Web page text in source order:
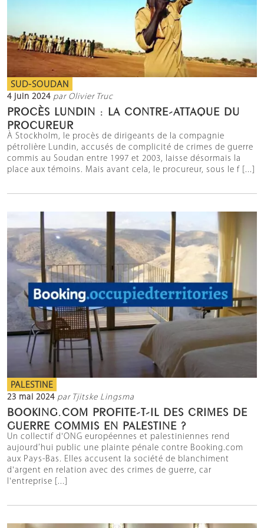
SUD-SOUDAN
4 juin 2024 par Olivier Truc
PROCÈS LUNDIN : LA CONTRE-ATTAQUE DU
PROCUREUR
À Stockholm, le procès de dirigeants de la compagnie
pétrolière Lundin, accusés de complicité de crimes de guerre
commis au Soudan entre 1997 et 2003, laisse désormais la
place aux témoins. Mais avant cela, le procureur, sous le f [...]
PALESTINE
23 mai 2024 par Tjitske Lingsma
BOOKING.COM PROFITE-T-IL DES CRIMES DE
GUERRE COMMIS EN PALESTINE ?
Un collectif d'ONG européennes et palestiniennes rend
aujourd’hui public une plainte pénale contre Booking.com
aux Pays-Bas. Elles accusent la société de blanchiment
d'argent en relation avec des crimes de guerre, car
l'entreprise [...]